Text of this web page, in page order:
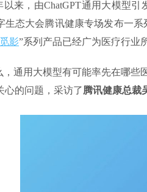
以来，由ChatGPT通用大模型
生态大会腾讯健康专场发布一系
影”系列产品已经广为医疗行业
，通用大模型有可能率先在哪些
心的问题，采访了腾讯健康总裁